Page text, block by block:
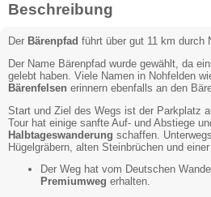
Beschreibung
Der Bärenpfad führt über gut 11 km durch
Der Name Bärenpfad wurde gewählt, da
gelebt haben. Viele Namen in Nohfelden
Bärenfelsen erinnern ebenfalls an den
Start und Ziel des Wegs ist der Parkplatz
Tour hat einige sanfte Auf- und Abstiege
Halbtageswanderung schaffen.
Hügelgräbern, alten Steinbrüchen und
Der Weg hat vom Deutschen
Premiumweg erhalten.